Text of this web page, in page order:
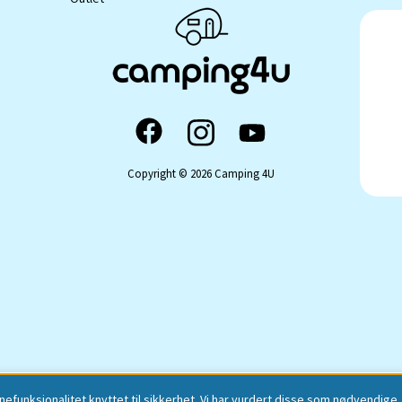
Copyright © 2026 Camping 4U